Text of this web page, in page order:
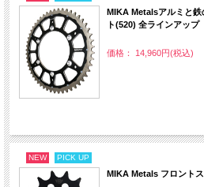
MIKA Metalsアルミと鉄
ト(520) 全ラインアップ
価格： 14,960円(税込)
NEW PICK UP
MIKA Metals フロント